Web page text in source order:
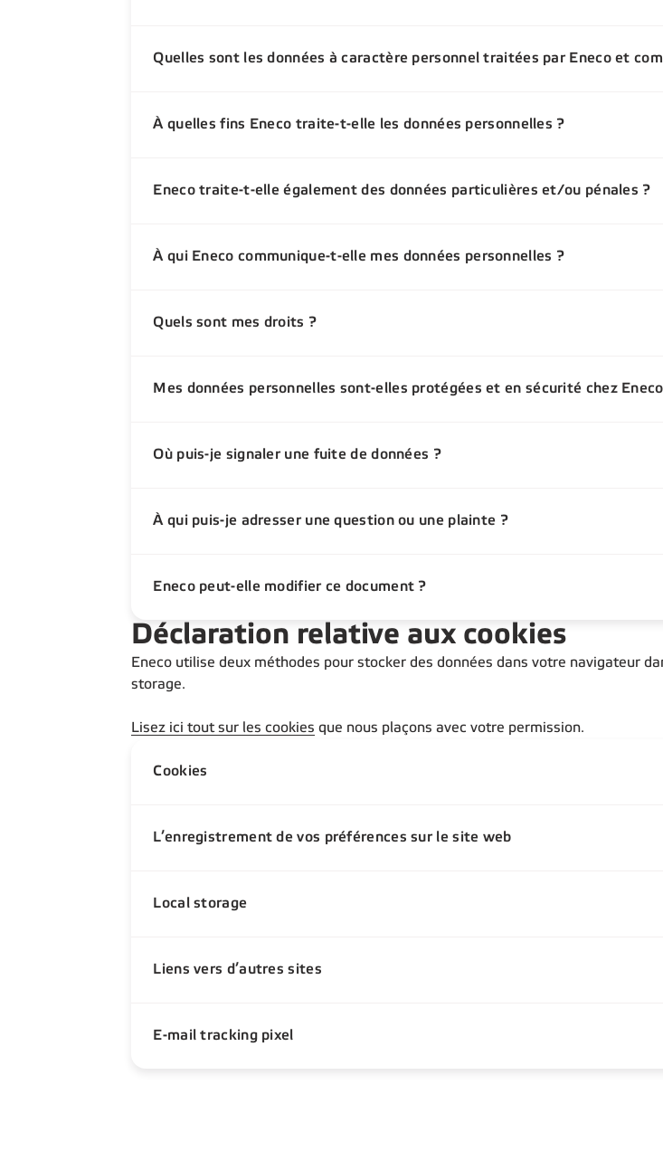
Quelles sont les données à caractère personnel traitées par Eneco et
À quelles fins Eneco traite-t-elle les données personnelles ?
Eneco traite-t-elle également des données particulières et/ou pénales ?
À qui Eneco communique-t-elle mes données personnelles ?
Quels sont mes droits ?
Mes données personnelles sont-elles protégées et en sécurité chez
Où puis-je signaler une fuite de données ?
À qui puis-je adresser une question ou une plainte ?
Eneco peut-elle modifier ce document ?
Déclaration relative aux cookies
Eneco utilise deux méthodes pour stocker des données dans votre navigateur
storage.
Lisez ici tout sur les cookies que nous plaçons avec votre permission.
Cookies
L’enregistrement de vos préférences sur le site web
Local storage
Liens vers d’autres sites
E-mail tracking pixel